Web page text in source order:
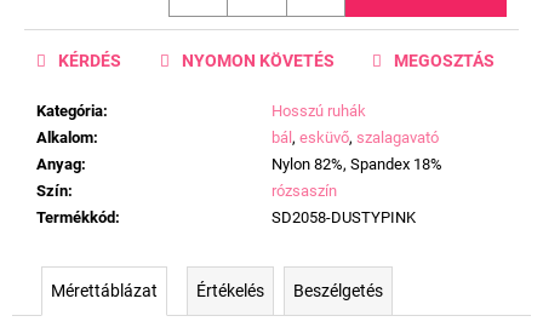
Kategória:
Hosszú ruhák
Alkalom: bál, esküvő, szalagavató
Anyag:
Nylon 82%, Spandex 18%
Szín:
rózsaszín
Termékkód: SD2058-DUSTYPINK
KÉRDÉS NYOMON KÖVETÉS MEGOSZTÁS
Mérettáblázat Értékelés Beszélgetés